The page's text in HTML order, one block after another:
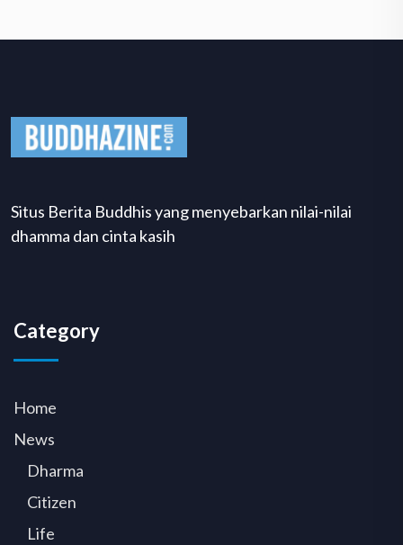
Situs Berita Buddhis yang menyebarkan nilai-nilai
dhamma dan cinta kasih
Category
Home
News
Dharma
Citizen
Life